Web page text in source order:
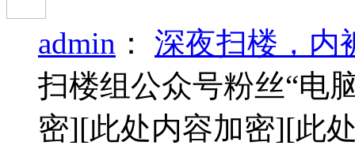
admin ： 深夜扫楼，内
扫楼组公众号粉丝“电
密][此处内容加密][此